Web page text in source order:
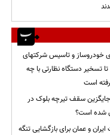
خودروساز و تاسیس شرکتهای
تا تسخیر دستگاه نظارتی با چه
است
سقف تیرچه بلوک در
شده است؟
و عمان برای بازگشایی تنگه